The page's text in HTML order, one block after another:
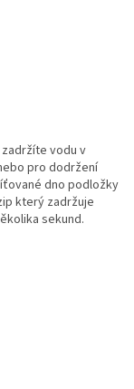
zadržíte vodu v
pro dodržení
dno podložky
který zadržuje
sekund.